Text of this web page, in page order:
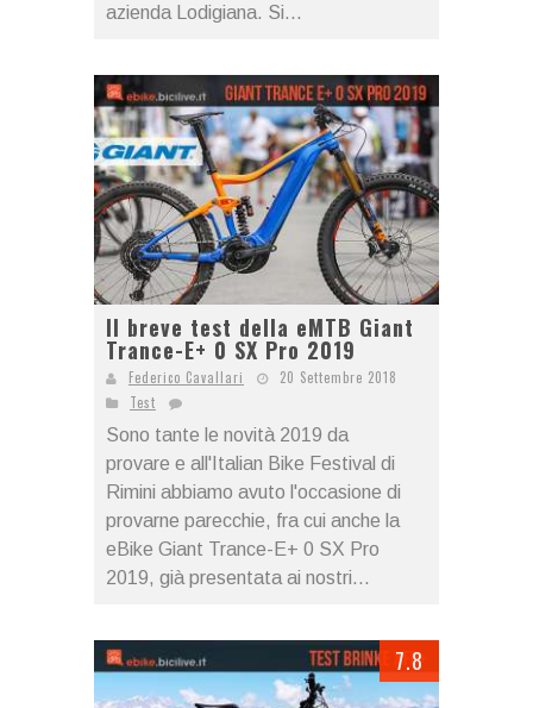
azienda Lodigiana. Si...
Il breve test della eMTB Giant
Trance-E+ 0 SX Pro 2019
Federico Cavallari
20 Settembre 2018
Test
Sono tante le novità 2019 da
provare e all'Italian Bike Festival di
Rimini abbiamo avuto l'occasione di
provarne parecchie, fra cui anche la
eBike Giant Trance-E+ 0 SX Pro
2019, già presentata ai nostri...
7.8